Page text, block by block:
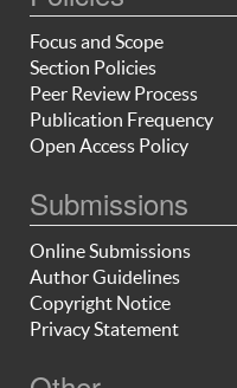
Focus and Scope
Section Policies
Peer Review Process
Publication Frequency
Open Access Policy
Submissions
Online Submissions
Author Guidelines
Copyright Notice
Privacy Statement